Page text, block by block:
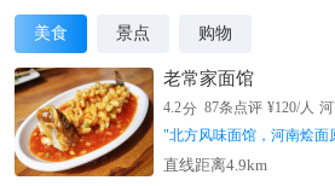
美食 景点 购物
老常家面馆
4.2分 87条点评 ¥120/人
"北方风味面馆，河南烩面
直线距离4.9km